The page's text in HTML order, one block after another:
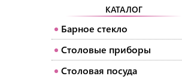
КАТАЛОГ
Барное стекло
Столовые приборы
Столовая посуда